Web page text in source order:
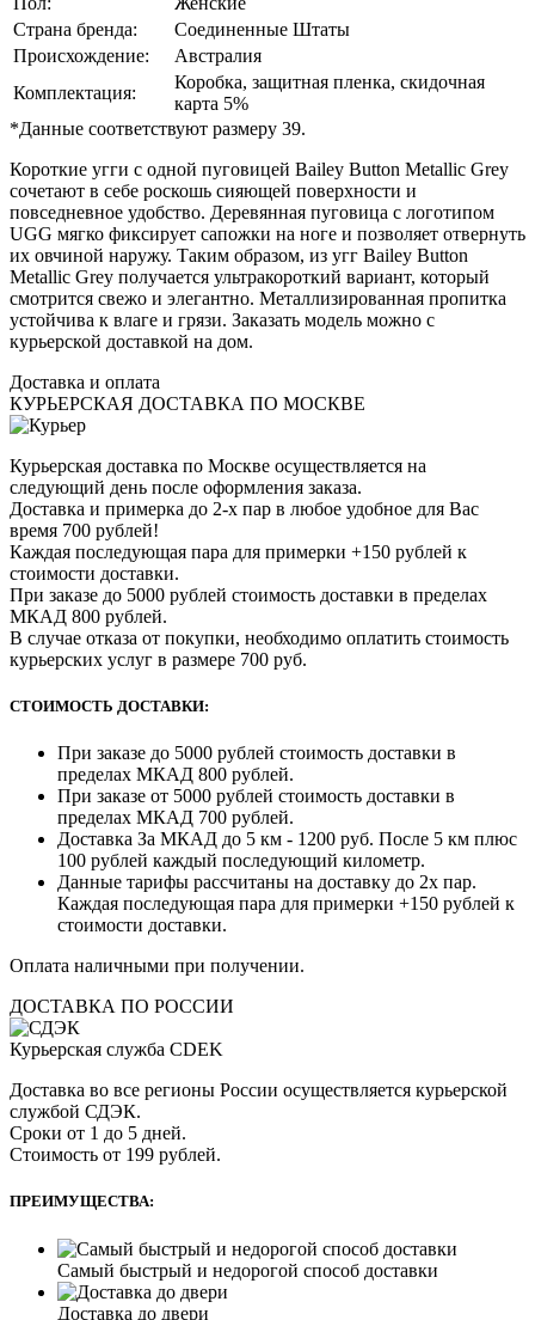
Страна бренда:
Соединенные Штаты
Происхождение:
Австралия
Комплектация:
Коробка, защитная пленка, скидочная
карта 5%
*Данные соответствуют размеру 39.
Короткие угги с одной пуговицей Bailey Button Metallic Grey
сочетают в себе роскошь сияющей поверхности и
повседневное удобство. Деревянная пуговица с логотипом
UGG мягко фиксирует сапожки на ноге и позволяет отвернуть
их овчиной наружу. Таким образом, из угг Bailey Button
Metallic Grey получается ультракороткий вариант, который
смотрится свежо и элегантно. Металлизированная пропитка
устойчива к влаге и грязи. Заказать модель можно с
курьерской доставкой на дом.
Доставка и оплата
КУРЬЕРСКАЯ ДОСТАВКА ПО МОСКВЕ
Курьерская доставка по Москве осуществляется на
следующий день после оформления заказа.
Доставка и примерка до 2-х пар в любое удобное для Вас
время 700 рублей!
Каждая последующая пара для примерки +150 рублей к
стоимости доставки.
При заказе до 5000 рублей стоимость доставки в пределах
МКАД 800 рублей.
В случае отказа от покупки, необходимо оплатить стоимость
курьерских услуг в размере 700 руб.
СТОИМОСТЬ ДОСТАВКИ:
При заказе до 5000 рублей стоимость доставки в
пределах МКАД 800 рублей.
При заказе от 5000 рублей стоимость доставки в
пределах МКАД 700 рублей.
Доставка За МКАД до 5 км - 1200 руб. После 5 км плюс
100 рублей каждый последующий километр.
Данные тарифы рассчитаны на доставку до 2х пар.
Каждая последующая пара для примерки +150 рублей к
стоимости доставки.
Оплата наличными при получении.
ДОСТАВКА ПО РОССИИ
Курьерская служба CDEK
Доставка во все регионы России осуществляется курьерской
службой СДЭК.
Сроки от 1 до 5 дней.
Стоимость от 199 рублей.
ПРЕИМУЩЕСТВА:
Самый быстрый и недорогой способ доставки
Доставка до двери